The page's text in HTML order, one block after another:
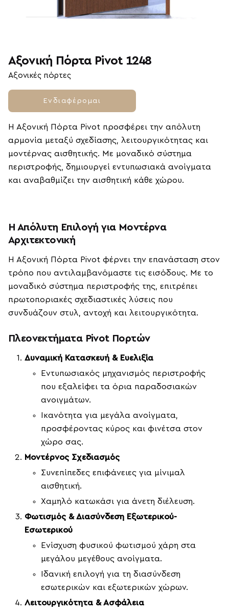
Αξονική Πόρτα Pivot 1248
Αξονικές πόρτες
Ενδιαφέρομαι
Η Αξονική Πόρτα Pivot προσφέρει την απόλυτη
αρμονία μεταξύ σχεδίασης, λειτουργικότητας και
μοντέρνας αισθητικής. Με μοναδικό σύστημα
περιστροφής, δημιουργεί εντυπωσιακά ανοίγματα
και αναβαθμίζει την αισθητική κάθε χώρου.
Η Απόλυτη Επιλογή για Μοντέρνα
Αρχιτεκτονική
Η Αξονική Πόρτα Pivot φέρνει την επανάσταση στον
τρόπο που αντιλαμβανόμαστε τις εισόδους. Με το
μοναδικό σύστημα περιστροφής της, επιτρέπει
πρωτοποριακές σχεδιαστικές λύσεις που
συνδυάζουν στυλ, αντοχή και λειτουργικότητα.
Πλεονεκτήματα Pivot Πορτών
Δυναμική Κατασκευή & Ευελιξία
Εντυπωσιακός μηχανισμός περιστροφής
που εξαλείφει τα όρια παραδοσιακών
ανοιγμάτων.
Ικανότητα για μεγάλα ανοίγματα,
προσφέροντας κύρος και φινέτσα στον
χώρο σας.
Μοντέρνος Σχεδιασμός
Συνεπίπεδες επιφάνειες για μίνιμαλ
αισθητική.
Χαμηλό κατωκάσι για άνετη διέλευση.
Φωτισμός & Διασύνδεση Εξωτερικού-
Εσωτερικού
Ενίσχυση φυσικού φωτισμού χάρη στα
μεγάλου μεγέθους ανοίγματα.
Ιδανική επιλογή για τη διασύνδεση
εσωτερικών και εξωτερικών χώρων.
Λειτουργικότητα & Ασφάλεια